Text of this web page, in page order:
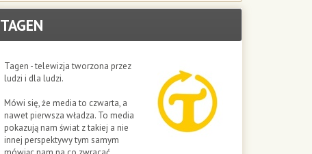
TAGEN
Tagen - telewizja tworzona przez
ludzi i dla ludzi.
Mówi się, że media to czwarta, a
nawet pierwsza władza. To media
pokazują nam świat z takiej a nie
innej perspektywy tym samym